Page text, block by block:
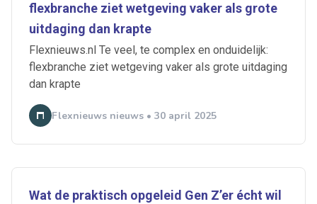
flexbranche ziet wetgeving vaker als grote
uitdaging dan krapte
Flexnieuws.nl Te veel, te complex en onduidelijk:
flexbranche ziet wetgeving vaker als grote uitdaging
dan krapte
Flexnieuws nieuws • 30 april 2025
Wat de praktisch opgeleid Gen Z’er écht wil